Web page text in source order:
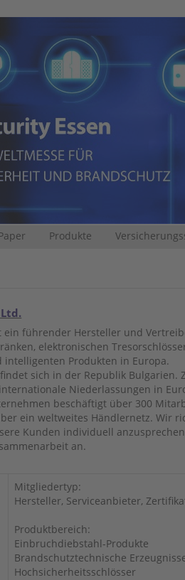
Produkte
ein führender Hersteller und
elektronischen
intelligenten Produkten in Europa.
sich in der Republik Bulgarien.
Niederlassungen in
beschäftigt über 300
ein weltweites Händlernetz. Wir
Kunden individuell
an.
Mitgliedertyp:
Hersteller, Serviceanbieter,
Produktbereich:
Einbruchdiebstahl-Produkte
Brandschutztechnische
Hochsicherheitsschlösser